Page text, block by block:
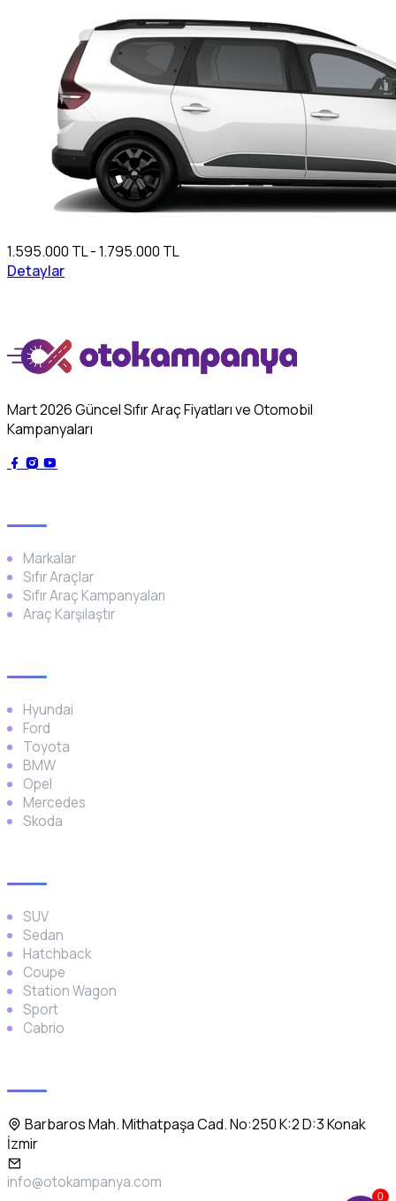
1.595.000 TL - 1.795.000 TL
Detaylar
Mart 2026 Güncel Sıfır Araç Fiyatları ve Otomobil
Kampanyaları
Markalar
Sıfır Araçlar
Sıfır Araç Kampanyaları
Araç Karşılaştır
Hyundai
Ford
Toyota
BMW
Opel
Mercedes
Skoda
SUV
Sedan
Hatchback
Coupe
Station Wagon
Sport
Cabrio
Barbaros Mah. Mithatpaşa Cad. No:250 K:2 D:3 Konak
İzmir
info@otokampanya.com
0